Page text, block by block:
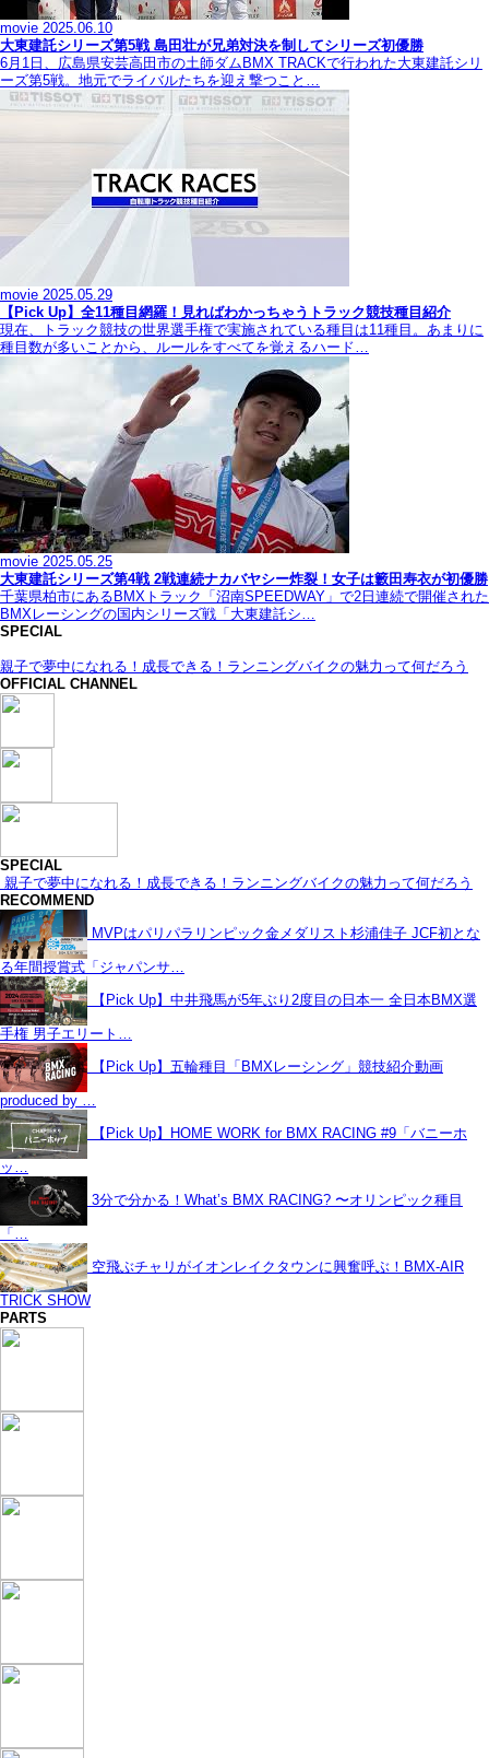
movie 2025.06.10
大東建託シリーズ第5戦 島田壮が兄弟対決を制してシリーズ初優勝
6月1日、広島県安芸高田市の土師ダムBMX TRACKで行われた大東建託シリ
ーズ第5戦。地元でライバルたちを迎え撃つこと…
movie 2025.05.29
【Pick Up】全11種目網羅！見ればわかっちゃうトラック競技種目紹介
現在、トラック競技の世界選手権で実施されている種目は11種目。あまりに
種目数が多いことから、ルールをすべてを覚えるハード…
movie 2025.05.25
大東建託シリーズ第4戦 2戦連続ナカバヤシー炸裂！女子は籔田寿衣が初優勝
千葉県柏市にあるBMXトラック「沼南SPEEDWAY」で2日連続で開催された
BMXレーシングの国内シリーズ戦「大東建託シ…
SPECIAL
親子で夢中になれる！成長できる！ランニングバイクの魅力って何だろう
OFFICIAL CHANNEL
SPECIAL
親子で夢中になれる！成長できる！ランニングバイクの魅力って何だろう
RECOMMEND
MVPはパリパラリンピック金メダリスト杉浦佳子 JCF初とな
る年間授賞式「ジャパンサ…
【Pick Up】中井飛馬が5年ぶり2度目の日本一 全日本BMX選
手権 男子エリート…
【Pick Up】五輪種目「BMXレーシング」競技紹介動画
produced by …
【Pick Up】HOME WORK for BMX RACING #9「バニーホ
ッ…
3分で分かる！What’s BMX RACING? 〜オリンピック種目
「…
空飛ぶチャリがイオンレイクタウンに興奮呼ぶ！BMX-AIR
TRICK SHOW
PARTS